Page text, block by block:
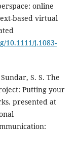
online
based virtual
10.1111/j.1083-
S. S. The
Putting your
presented at